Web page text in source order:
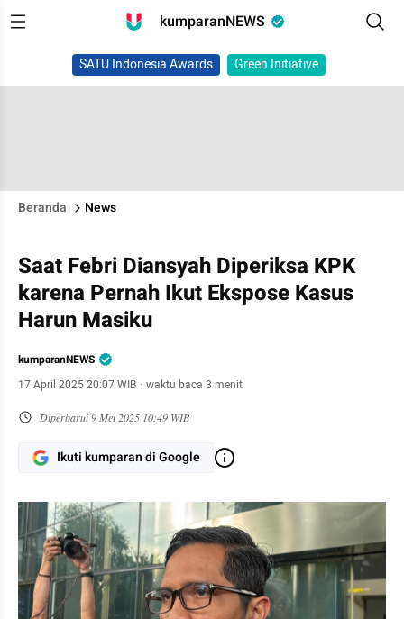
kumparanNEWS
SATU Indonesia Awards Green Initiative
Beranda News
Saat Febri Diansyah Diperiksa KPK
karena Pernah Ikut Ekspose Kasus
Harun Masiku
kumparanNEWS
17 April 2025 20:07 WIB · waktu baca 3 menit
Diperbarui9 Mei 2025 10:49 WIB
Ikuti kumparan di Google